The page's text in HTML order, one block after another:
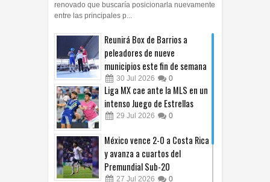
renovado que buscaría posicionarla nuevamente
entre las principales p...
Reunirá Box de Barrios a
peleadores de nueve
municipios este fin de semana
30 Jul 2026 0
Liga MX cae ante la MLS en un
intenso Juego de Estrellas
29 Jul 2026 0
México vence 2-0 a Costa Rica
y avanza a cuartos del
Premundial Sub-20
27 Jul 2026 0